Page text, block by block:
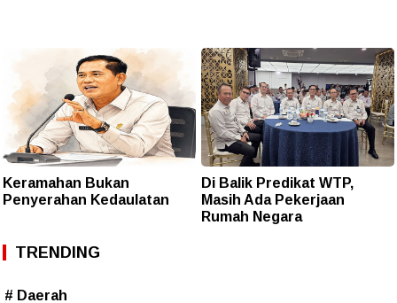
Keramahan Bukan
Penyerahan Kedaulatan
Di Balik Predikat WTP,
Masih Ada Pekerjaan
Rumah Negara
TRENDING
# Daerah